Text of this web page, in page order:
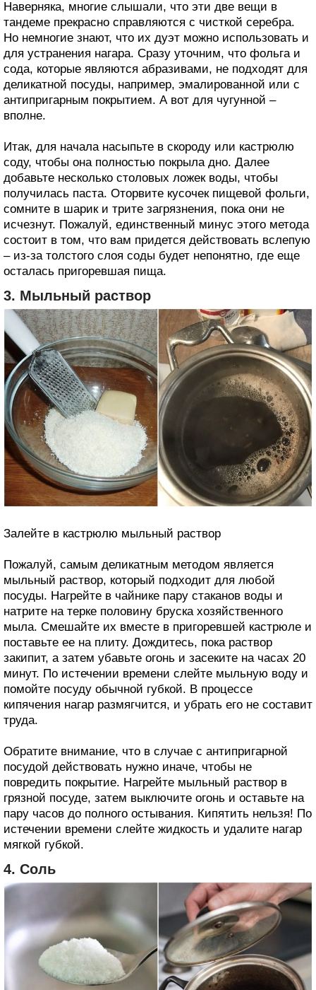
Наверняка, многие слышали, что эти две вещи в
тандеме прекрасно справляются с чисткой серебра.
Но немногие знают, что их дуэт можно использовать и
для устранения нагара. Сразу уточним, что фольга и
сода, которые являются абразивами, не подходят для
деликатной посуды, например, эмалированной или с
антипригарным покрытием. А вот для чугунной –
вполне.
Итак, для начала насыпьте в скороду или кастрюлю
соду, чтобы она полностью покрыла дно. Далее
добавьте несколько столовых ложек воды, чтобы
получилась паста. Оторвите кусочек пищевой фольги,
сомните в шарик и трите загрязнения, пока они не
исчезнут. Пожалуй, единственный минус этого метода
состоит в том, что вам придется действовать вслепую
– из-за толстого слоя соды будет непонятно, где еще
осталась пригоревшая пища.
3. Мыльный раствор
Залейте в кастрюлю мыльный раствор
Пожалуй, самым деликатным методом является
мыльный раствор, который подходит для любой
посуды. Нагрейте в чайнике пару стаканов воды и
натрите на терке половину бруска хозяйственного
мыла. Смешайте их вместе в пригоревшей кастрюле и
поставьте ее на плиту. Дождитесь, пока раствор
закипит, а затем убавьте огонь и засеките на часах 20
минут. По истечении времени слейте мыльную воду и
помойте посуду обычной губкой. В процессе
кипячения нагар размягчится, и убрать его не составит
труда.
Обратите внимание, что в случае с антипригарной
посудой действовать нужно иначе, чтобы не
повредить покрытие. Нагрейте мыльный раствор в
грязной посуде, затем выключите огонь и оставьте на
пару часов до полного остывания. Кипятить нельзя! По
истечении времени слейте жидкость и удалите нагар
мягкой губкой.
4. Соль